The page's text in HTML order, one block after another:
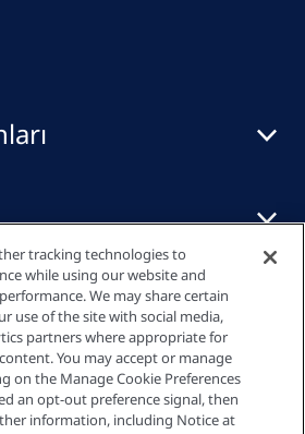
tracking technologies to
while using our website and
We may share certain
use of the site with social media,
partners where appropriate for
You may accept or manage
on the Manage Cookie Preferences
an opt-out preference signal, then
information, including Notice at